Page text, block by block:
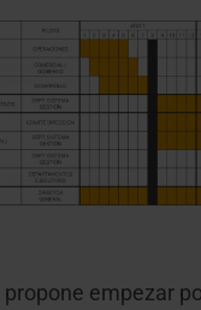
empezar